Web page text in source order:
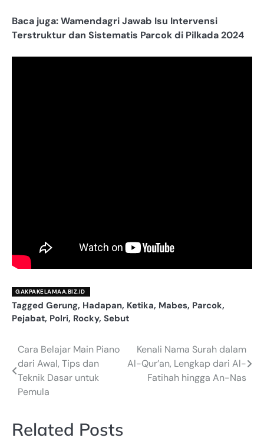
Baca juga: Wamendagri Jawab Isu Intervensi
Terstruktur dan Sistematis Parcok di Pilkada 2024
GAKPAKELAMAA.BIZ.ID
Tagged Gerung, Hadapan, Ketika, Mabes, Parcok,
Pejabat, Polri, Rocky, Sebut
Navigasi
pos
Cara Belajar Main Piano
dari Awal, Tips dan
Teknik Dasar untuk
Pemula
Kenali Nama Surah dalam
Al-Qur’an, Lengkap dari Al-
Fatihah hingga An-Nas
Related Posts